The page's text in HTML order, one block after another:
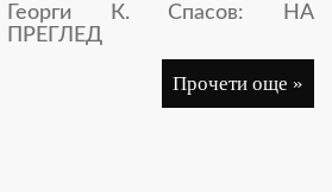
Георги К. Спасов: НА
ПРЕГЛЕД
Прочети още »